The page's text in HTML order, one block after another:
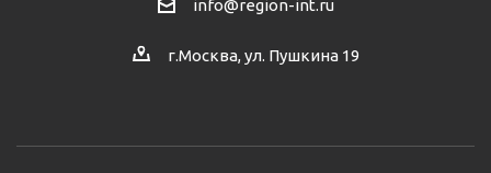
info@region-int.ru
г.Москва, ул. Пушкина 19